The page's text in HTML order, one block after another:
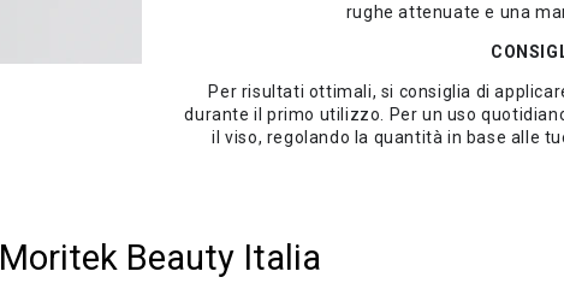
rughe attenuate e una
Per risultati ottimali, si consiglia di
durante il primo utilizzo. Per un uso
il viso, regolando la quantità in base alle
Moritek Beauty Italia